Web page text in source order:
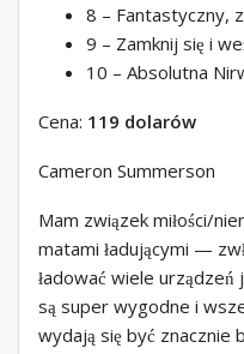
8 – Fantastyczny,
9 – Zamknij się i
10 – Absolutna
Cena: 119 dolarów
Cameron Summerson
Mam związek miłości/
matami ładującymi —
ładować wiele
są super wygodne i
wydają się być znacznie